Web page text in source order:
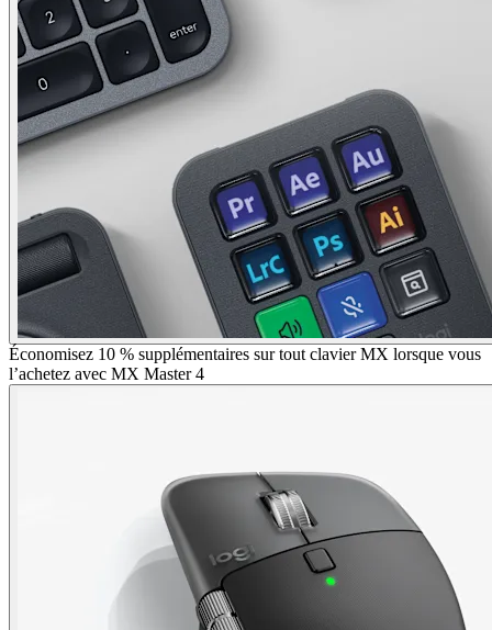
Économisez 10 % supplémentaires sur tout clavier MX lorsque vous
l’achetez avec MX Master 4